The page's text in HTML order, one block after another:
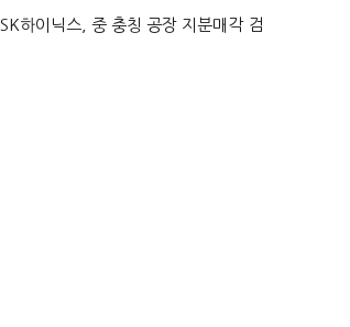
친청계 "신천지 오...
SK하이닉스, 중 충칭 공장 지분매각 검